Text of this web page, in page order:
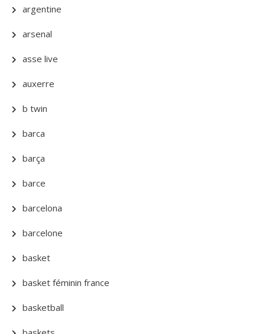
argentine
arsenal
asse live
auxerre
b twin
barca
barça
barce
barcelona
barcelone
basket
basket féminin france
basketball